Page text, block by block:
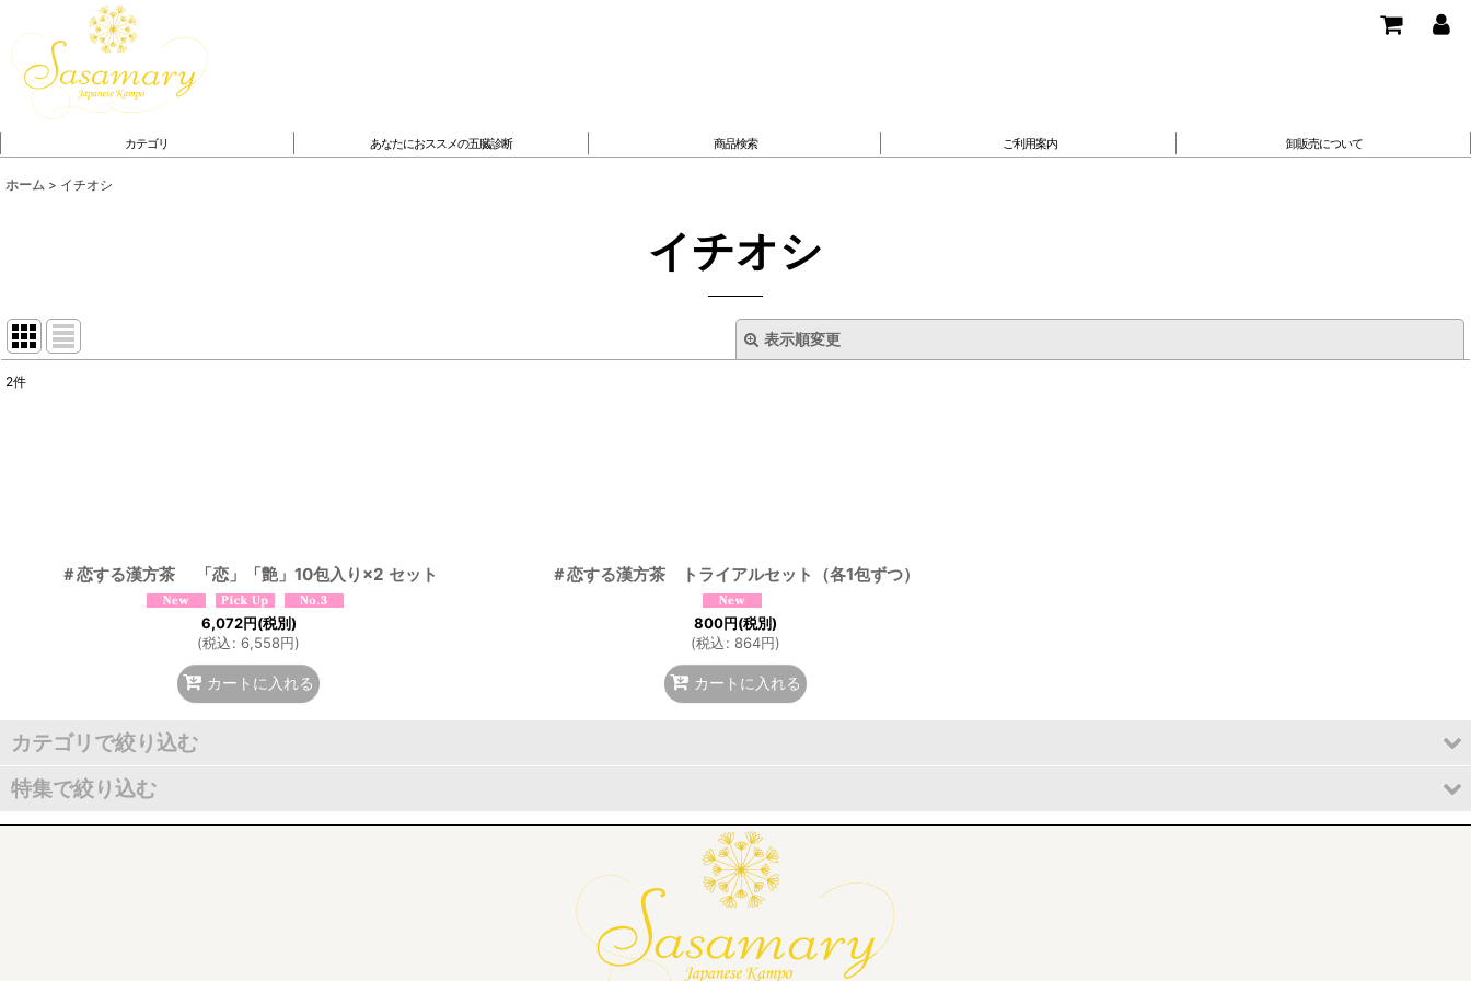
カテゴリ あなたにおススメの五臓診断 商品検索 ご利用案内 卸販売について
ホーム > イチオシ
イチオシ
表示順変更
2件
＃恋する漢方茶 「恋」「艶」10包入り×2 セット
6,072円(税別)
(税込: 6,558円)
カートに入れる
＃恋する漢方茶 トライアルセット（各1包ずつ）
800円(税別)
(税込: 864円)
カートに入れる
カテゴリで絞り込む
＃恋する漢方茶
特集で絞り込む